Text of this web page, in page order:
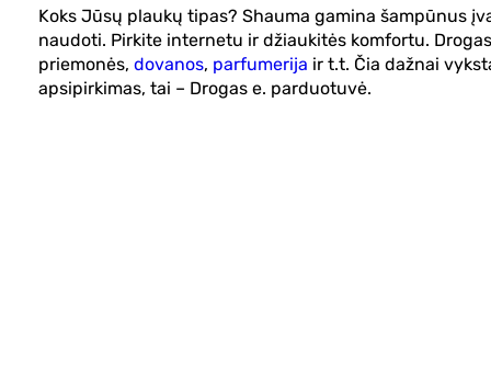
Koks Jūsų plaukų tipas? Shauma gamina šampūnus
naudoti. Pirkite internetu ir džiaukitės komfortu.
priemonės, dovanos, parfumerija ir t.t. Čia dažnai
apsipirkimas, tai – Drogas e. parduotuvė.